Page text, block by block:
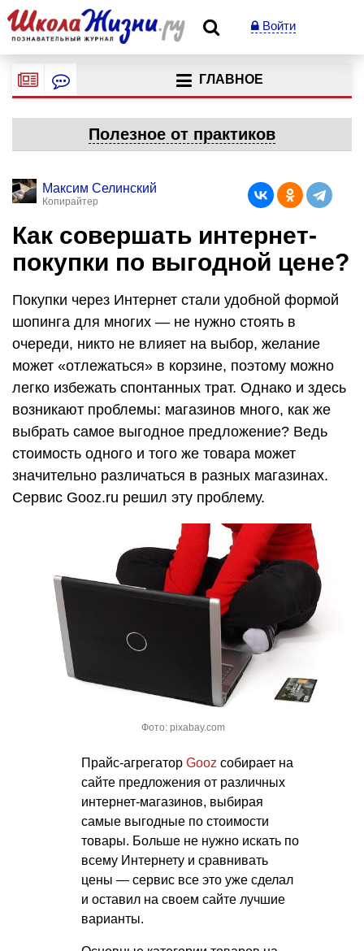
Войти
ГЛАВНОЕ
Полезное от практиков
Максим Селинский
Копирайтер
Как совершать интернет-
покупки по выгодной цене?
Покупки через Интернет стали удобной формой
шопинга для многих — не нужно стоять в
очереди, никто не влияет на выбор, желание
может «отлежаться» в корзине, поэтому можно
легко избежать спонтанных трат. Однако и здесь
возникают проблемы: магазинов много, как же
выбрать самое выгодное предложение? Ведь
стоимость одного и того же товара может
значительно различаться в разных магазинах.
Сервис Gooz.ru решил эту проблему.
Фото: pixabay.com
Прайс-агрегатор Gooz собирает на
сайте предложения от различных
интернет-магазинов, выбирая
самые выгодные по стоимости
товары. Больше не нужно искать по
всему Интернету и сравнивать
цены — сервис все это уже сделал
и оставил на своем сайте лучшие
варианты.